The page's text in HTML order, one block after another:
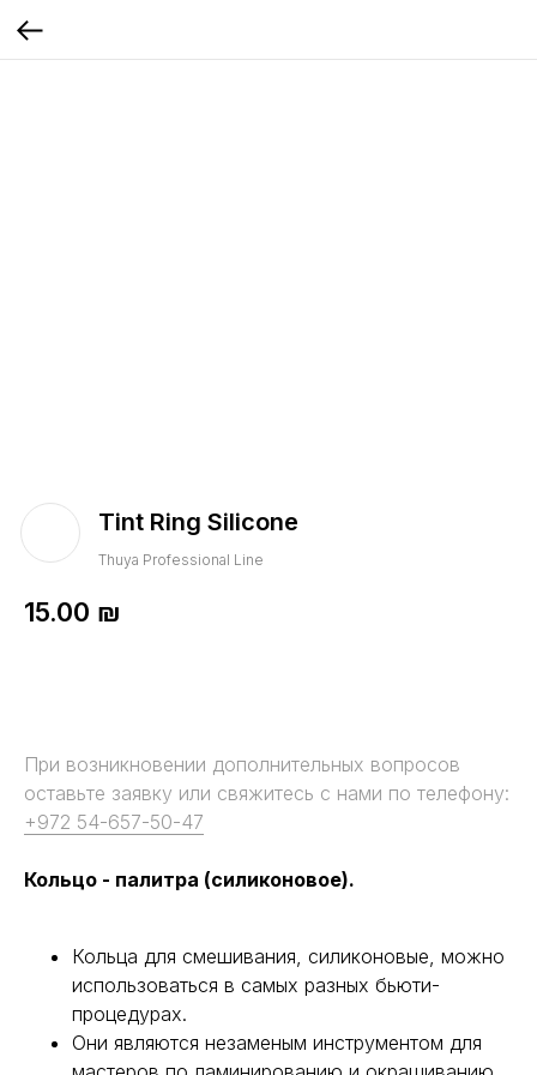
Tint Ring Silicone
Thuya Professional Line
15.00 ₪
При возникновении дополнительных вопросов
оставьте заявку или свяжитесь с нами по телефону:
+972 54-657-50-47
Кольцо - палитра (силиконовое).
Кольца для смешивания, силиконовые, можно
использоваться в самых разных бьюти-
процедурах.
Они являются незаменым инструментом для